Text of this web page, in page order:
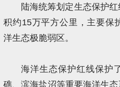
陆海统筹划定生态保护
积约15万平方公里，主要保
洋生态极脆弱区。
海洋生态保护红线保护
礁、滨海盐沼等重要海洋生